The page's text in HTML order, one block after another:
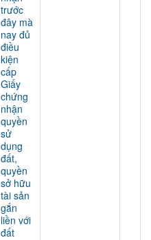
trước
đây mà
nay đủ
điều
kiện
cấp
Giấy
chứng
nhận
quyền
sử
dụng
đất,
quyền
sở hữu
tài sản
gắn
liền với
đất